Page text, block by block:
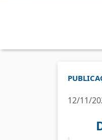
12/11/